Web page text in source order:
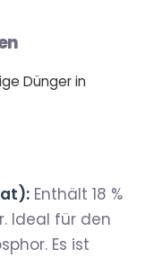
Dünger in
Enthält 18 %
Ideal für den
Es ist